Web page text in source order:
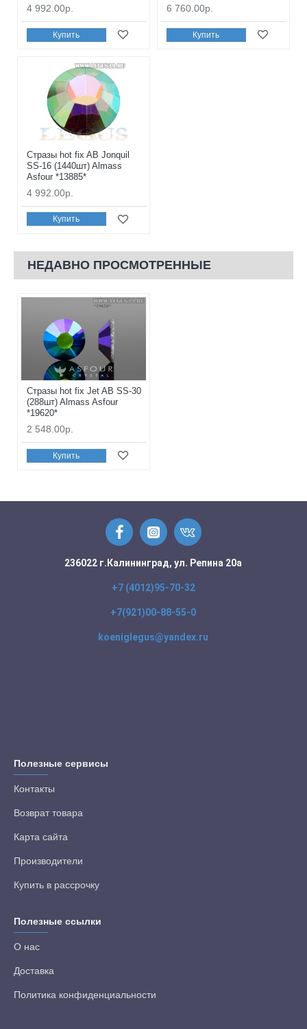
4 992.00р.
Купить
6 760.00р.
Купить
Стразы hot fix AB Jonquil
SS-16 (1440шт) Almass
Asfour *13885*
4 992.00р.
Купить
НЕДАВНО ПРОСМОТРЕННЫЕ
Стразы hot fix Jet AB SS-30
(288шт) Almass Asfour
*19620*
2 548.00р.
Купить
236022 г.Калининград, ул. Репина 20а
+7 (4012)95-70-32
+7(921)00-88-55-0
koeniglegus@yandex.ru
Полезные сервисы
Контакты
Возврат товара
Карта сайта
Производители
Купить в рассрочку
Полезные ссылки
О нас
Доставка
Политика конфиденциальности